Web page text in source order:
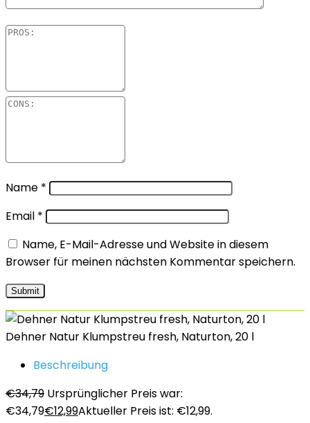
Name *
Email *
Name, E-Mail-Adresse und Website in diesem
Browser für meinen nächsten Kommentar speichern.
Dehner Natur Klumpstreu fresh, Naturton, 20 l
Beschreibung
€34,79 Ursprünglicher Preis war:
€34,79€12,99Aktueller Preis ist: €12,99.